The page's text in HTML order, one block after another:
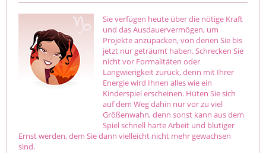
Sie verfügen heute über die nötige Kraft
und das Ausdauervermögen, um
Projekte anzupacken, von denen Sie bis
jetzt nur geträumt haben. Schrecken Sie
nicht vor Formalitäten oder
Langwierigkeit zurück, denn mit Ihrer
Energie wird Ihnen alles wie ein
Kinderspiel erscheinen. Hüten Sie sich
auf dem Weg dahin nur vor zu viel
Größenwahn, denn sonst kann aus dem
Spiel schnell harte Arbeit und blutiger
Ernst werden, dem Sie dann vielleicht nicht mehr gewachsen
sind.